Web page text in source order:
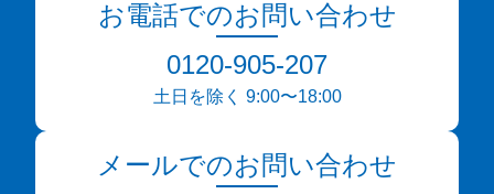
お電話でのお問い合わせ
0120-905-207
土日を除く 9:00〜18:00
メールでのお問い合わせ